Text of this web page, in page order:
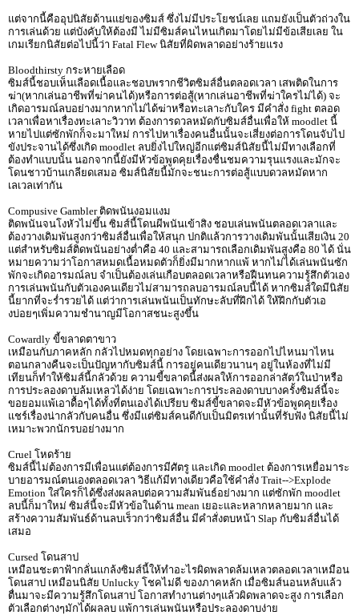
แต่จากนี้คืออุปนิสัยด้านแย่ของซิมส์ ซึ่งไม่มีประโยชน์เลย แถมยังเป็นตัวถ่วงใน
การเล่นด้วย แต่บังคับให้ต้องมี ไม่มีซิมส์คนไหนเกิดมาโดยไม่มีข้อเสียเลย ใน
เกมเรียกนิสัยต่อไปนี้ว่า Fatal Flew นิสัยที่ผิดพลาดอย่างร้ายแรง
Bloodthirsty กระหายเลือด
ซิมส์นี้ชอบเห็นเลือดเนื้อและชอบพรากชีวิตซิมส์อื่นตลอดเวลา เสพติดในการ
ฆ่า(หากเล่นอาชีพที่ฆ่าคนได้)หรือการต่อสู้(หากเล่นอาชีพที่ฆ่าใครไม่ได้) จะ
เกิดอารมณ์ลบอย่างมากหากไม่ได้ฆ่าหรือทะเลาะกับใคร มีคำสั่ง fight ตลอด
เวลาเพื่อหาเรื่องทะเลาะวิวาท ต้องการดวลหมัดกับซิมส์อื่นเพื่อให้ moodlet นี้
หายไปแต่ซักพักก็จะมาใหม่ การไปหาเรื่องคนอื่นนั้นจะเสี่ยงต่อการโดนจับไป
ขังประจานได้ซึ่งเกิด moodlet ลบยิ่งไปใหญ่อีกแต่ซิมส์นิสัยนี้ไม่มีทางเลือกที่
ต้องทำแบบนั้น นอกจากนี้ยังมีหัวข้อพูดคุยเรื่องชื่นชมความรุนแรงและมักจะ
โดนชาวบ้านเกลียดเสมอ ซิมส์นิสัยนี้มักจะชนะการต่อสู้แบบดวลหมัดหาก
เลเวลเท่ากัน
Compusive Gambler ติดพนันงอมแงม
ติดพนันจนโงหัวไม่ขึ้น ซิมส์นี้โดนผีพนันเข้าสิง ชอบเล่นพนันตลอดเวลาและ
ต้องวางเดิมพันสูงกว่าซิมส์อื่นเพื่อให้สนุก ปกติแล้วการวางเดิมพันนั้นเสียเงิน 20
แต่สำหรับซิมส์ติดพนันอย่างต่ำคือ 40 และสามารถเลือกเดิมพันสูงคือ 80 ได้ นั่น
หมายความว่าโอกาสหมดเนื้อหมดตัวก็ยิ่งมีมากหากแพ้ หากไม่ได้เล่นพนันซัก
พักจะเกิดอารมณ์ลบ จำเป็นต้องเล่นเกือบตลอดเวลาหรือฝืนทนความรู้สึกตัวเอง
การเล่นพนันกับตัวเองคนเดียวไม่สามารถลบอารมณ์ลบนี้ได้ หากซิมส์ใดมีนิสัย
นี้ยากที่จะร่ำรวยได้ แต่ว่าการเล่นพนันเป็นทักษะลับที่ฝึกได้ ให้ฝึกกับตัวเอ
งบ่อยๆเพิ่มความชำนาญมีโอกาสชนะสูงขึ้น
Cowardly ขี้ขลาดตาขาว
เหมือนกับภาคหลัก กลัวไปหมดทุกอย่าง โดยเฉพาะการออกไปไหนมาไหน
ตอนกลางคืนจะเป็นปัญหากับซิมส์นี้ การอยู่คนเดียวนานๆ อยู่ในห้องที่ไม่มี
เทียนก็ทำให้ซิมส์นี้กลัวด้วย ความขี้ขลาดนี้ส่งผลให้การออกล่าสัตว์ในป่าหรือ
การประลองดาบล้มเหลวได้ง่าย โดยเฉพาะการประลองดาบบางครั้งซิมส์นี้จะ
ขอยอมแพ้เอาดื้อๆได้ทั้งที่ตนเองได้เปรียบ ซิมส์ขี้ขลาดจะมีหัวข้อพูดคุยเรื่อง
แชร์เรื่องน่ากลัวกับคนอื่น ซึ่งมีแต่ซิมส์คนดีกับเป็นมิตรเท่านั้นที่รับฟัง นิสัยนี้ไม่
เหมาะพวกนักรบอย่างมาก
Cruel โหดร้าย
ซิมส์นี้ไม่ต้องการมีเพื่อนแต่ต้องการมีศัตรู และเกิด moodlet ต้องการเหยื่อมาระ
บายอารมณ์ตนเองตลอดเวลา วิธีแก้มีทางเดียวคือใช้คำสั่ง Trait-->Explode
Emotion ใส่ใครก็ได้ซึ่งส่งผลลบต่อความสัมพันธ์อย่างมาก แต่ซักพัก moodlet
ลบนี้ก็มาใหม่ ซิมส์นี้จะมีหัวข้อในด้าน mean เยอะและหลากหลายมาก และ
สร้างความสัมพันธ์ด้านลบเร็วกว่าซิมส์อื่น มีคำสั่งตบหน้า Slap กับซิมส์อื่นได้
เสมอ
Cursed โดนสาป
เหมือนชะตาฟ้ากลั่นแกล้งซิมส์นี้ให้ทำอะไรผิดพลาดล้มเหลวตลอดเวลาเหมือน
โดนสาป เหมือนนิสัย Unlucky โชคไม่ดี ของภาคหลัก เมื่อซิมส์นอนหลับแล้ว
ตื่นมาจะมีความรู้สึกโดนสาป โอกาสทำงานต่างๆแล้วผิดพลาดจะสูง การเลือก
ตัวเลือกต่างๆมักได้ผลลบ แพ้การเล่นพนันหรือประลองดาบง่าย